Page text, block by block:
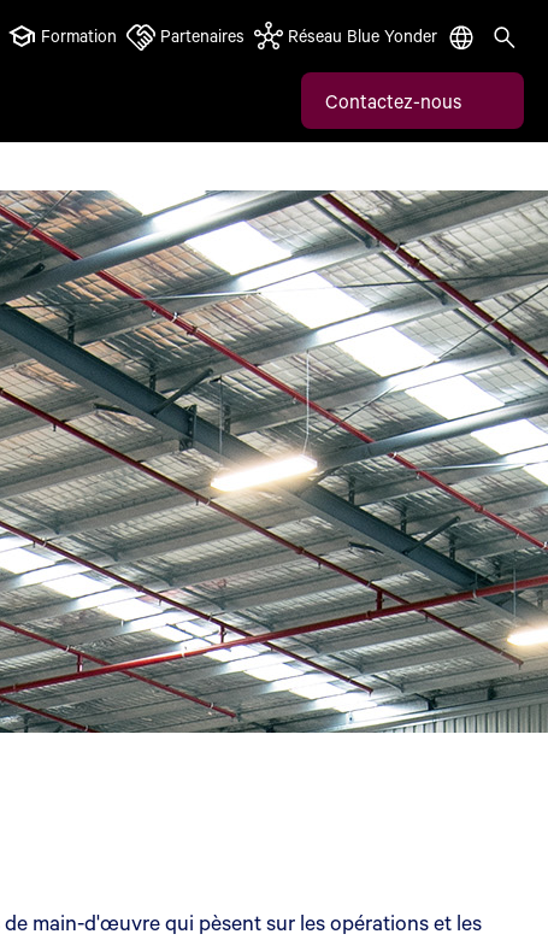
Formation Partenaires Réseau Blue Yonder
Contactez-nous
main-d'œuvre qui pèsent sur les opérations et les